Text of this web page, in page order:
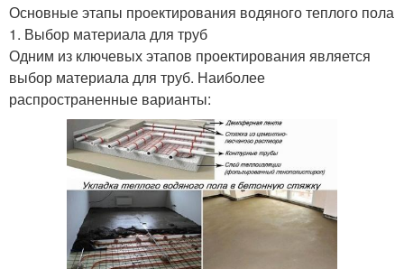
Основные этапы проектирования водяного теплого пола
1. Выбор материала для труб
Одним из ключевых этапов проектирования является
выбор материала для труб. Наиболее
распространенные варианты: